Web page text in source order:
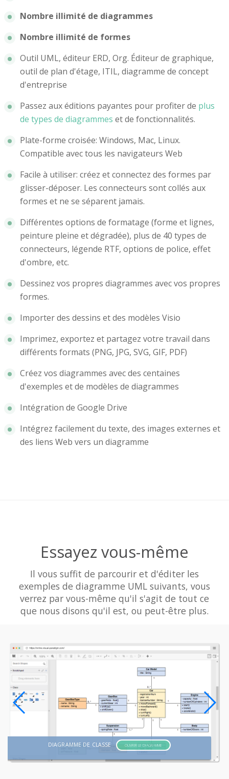
Nombre illimité de diagrammes
Nombre illimité de formes
Outil UML, éditeur ERD, Org. Éditeur de graphique,
outil de plan d'étage, ITIL, diagramme de concept
d'entreprise
Passez aux éditions payantes pour profiter de plus
de types de diagrammes et de fonctionnalités.
Plate-forme croisée: Windows, Mac, Linux.
Compatible avec tous les navigateurs Web
Facile à utiliser: créez et connectez des formes par
glisser-déposer. Les connecteurs sont collés aux
formes et ne se séparent jamais.
Différentes options de formatage (forme et lignes,
peinture pleine et dégradée), plus de 40 types de
connecteurs, légende RTF, options de police, effet
d'ombre, etc.
Dessinez vos propres diagrammes avec vos propres
formes.
Importer des dessins et des modèles Visio
Imprimez, exportez et partagez votre travail dans
différents formats (PNG, JPG, SVG, GIF, PDF)
Créez vos diagrammes avec des centaines
d'exemples et de modèles de diagrammes
Intégration de Google Drive
Intégrez facilement du texte, des images externes et
des liens Web vers un diagramme
Essayez vous-même
Il vous suffit de parcourir et d'éditer les
exemples de diagramme UML suivants, vous
verrez par vous-même qu'il s'agit de tout ce
que nous disons qu'il est, ou peut-être plus.
DIAGRAMME DE CLASSE OUVRIR LE DIAGRAMME